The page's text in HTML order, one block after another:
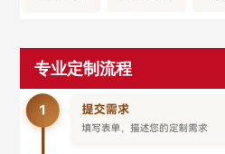
专业定制流程